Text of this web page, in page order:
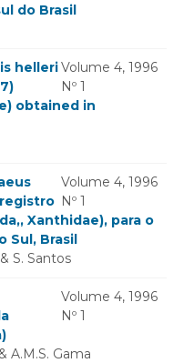
do Brasil
Volume 4, 1996
Nº 1
helleri
obtained in
Volume 4, 1996
Nº 1
registro
Xanthidae), para o
Sul, Brasil
S. Santos
Volume 4, 1996
Nº 1
A.M.S. Gama